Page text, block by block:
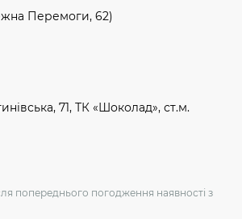
Перемоги, 62)
71, ТК «Шоколад», ст.м.
попереднього погодження наявності з